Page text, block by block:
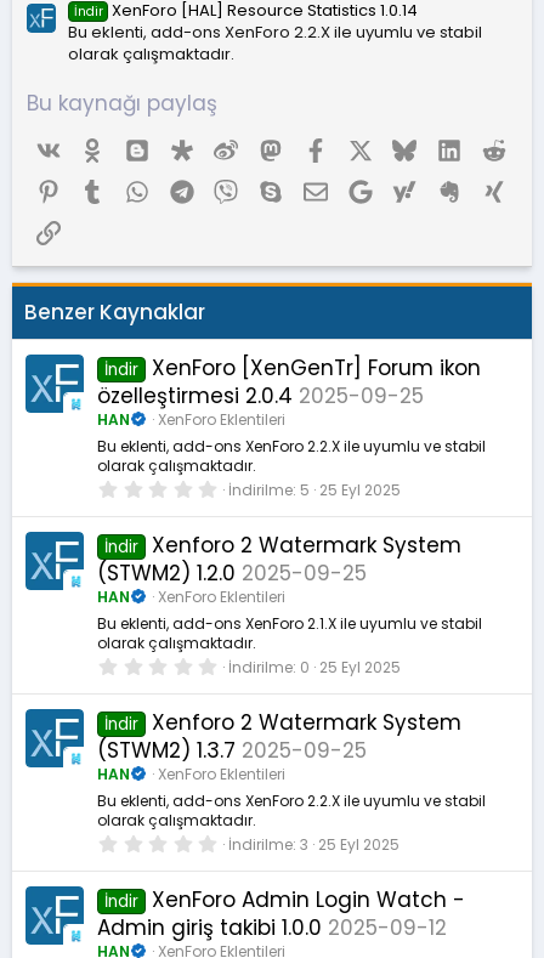
İndir XenForo [HAL] Resource Statistics 1.0.14
Bu eklenti, add-ons XenForo 2.2.X ile uyumlu ve stabil
olarak çalışmaktadır.
Bu kaynağı paylaş
Vk Ok BloggerDiaspora
Weibo MastodonFacebookX (Twitter)
BlueskyLinkedIn
Pinterest
TumblrWhatsAppTelegram
Viber SkypeE-postaGoogleYahoo Evernote
Link
Benzer Kaynaklar
İndir
XenForo [XenGenTr] Forum ikon
özelleştirmesi 2.0.4 2025-09-25
HAN
XenForo Eklentileri
Bu eklenti, add-ons XenForo 2.2.X ile uyumlu ve stabil
olarak çalışmaktadır.
0
0
0
y
ı
d
ı
z
İndirilme 5 25 Eyl 2025
İndir
Xenforo 2 Watermark System
(STWM2) 1.2.0 2025-09-25
HAN
XenForo Eklentileri
Bu eklenti, add-ons XenForo 2.1.X ile uyumlu ve stabil
olarak çalışmaktadır.
0
0
0
y
ı
d
ı
z
İndirilme 0 25 Eyl 2025
İndir
Xenforo 2 Watermark System
(STWM2) 1.3.7 2025-09-25
HAN
XenForo Eklentileri
Bu eklenti, add-ons XenForo 2.2.X ile uyumlu ve stabil
olarak çalışmaktadır.
0
0
0
y
İndirilme 3 25 Eyl 2025
İndir
XenForo Admin Login Watch -
Admin giriş takibi 1.0.0 2025-09-12
HAN XenForo Eklentileri